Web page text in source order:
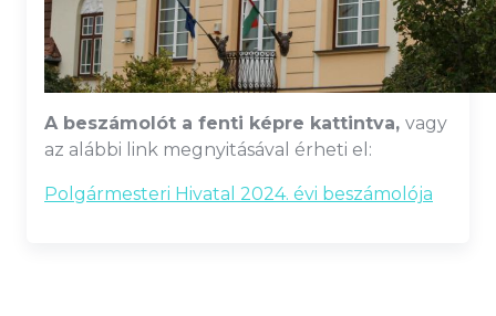
A beszámolót a fenti képre kattintva, vagy
az alábbi link megnyitásával érheti el:
Polgármesteri Hivatal 2024. évi beszámolója